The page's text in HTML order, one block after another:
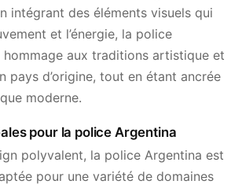
intégrant des éléments visuels qui
et l’énergie, la police
hommage aux traditions artistique et
pays d’origine, tout en étant ancrée
moderne.
pour la police Argentina
polyvalent, la police Argentina est
pour une variété de domaines